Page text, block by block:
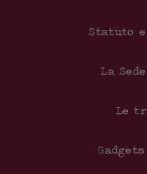
Statuto e
La
Le